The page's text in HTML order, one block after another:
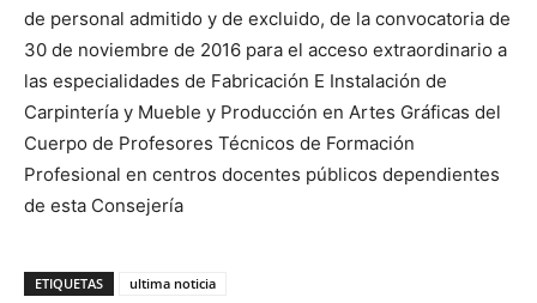
de personal admitido y de excluido, de la convocatoria de
30 de noviembre de 2016 para el acceso extraordinario a
las especialidades de Fabricación E Instalación de
Carpintería y Mueble y Producción en Artes Gráficas del
Cuerpo de Profesores Técnicos de Formación
Profesional en centros docentes públicos dependientes
de esta Consejería
ETIQUETAS ultima noticia